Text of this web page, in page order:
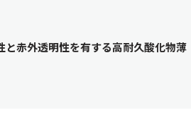
と赤外透明性を有する高耐久酸化物薄